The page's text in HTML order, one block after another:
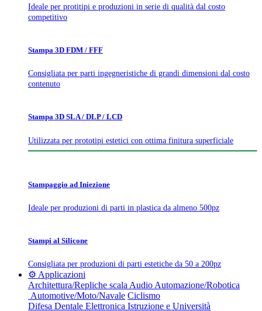
Ideale per protitipi e produzioni in serie di qualità dal costo
competitivo
Stampa 3D FDM / FFF
Consigliata per parti ingegneristiche di grandi dimensioni dal costo
contenuto
Stampa 3D SLA / DLP / LCD
Utilizzata per prototipi estetici con ottima finitura superficiale
Stampaggio ad Iniezione
Ideale per produzioni di parti in plastica da almeno 500pz
Stampi al Silicone
Consigliata per produzioni di parti estetiche da 50 a 200pz
⚙️ Applicazioni
Architettura/Repliche scala Audio Automazione/Robotica
Automotive/Moto/Navale Ciclismo
Difesa Dentale Elettronica Istruzione e Università